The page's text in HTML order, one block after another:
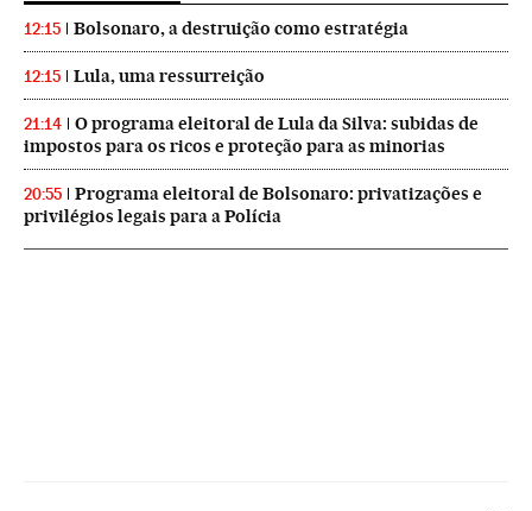
12:15 Bolsonaro, a destruição como estratégia
12:15 Lula, uma ressurreição
21:14
O programa eleitoral de Lula da Silva: subidas de
impostos para os ricos e proteção para as minorias
20:55
Programa eleitoral de Bolsonaro: privatizações e
privilégios legais para a Polícia